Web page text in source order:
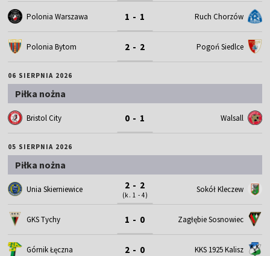
Polonia Warszawa 1 - 1 Ruch Chorzów
Polonia Bytom 2 - 2 Pogoń Siedlce
06 SIERPNIA 2026
Piłka nożna
Bristol City 0 - 1 Walsall
05 SIERPNIA 2026
Piłka nożna
Unia Skierniewice 2 - 2
(k. 1 - 4)
Sokół Kleczew
GKS Tychy 1 - 0 Zagłębie Sosnowiec
Górnik Łęczna 2 - 0 KKS 1925 Kalisz